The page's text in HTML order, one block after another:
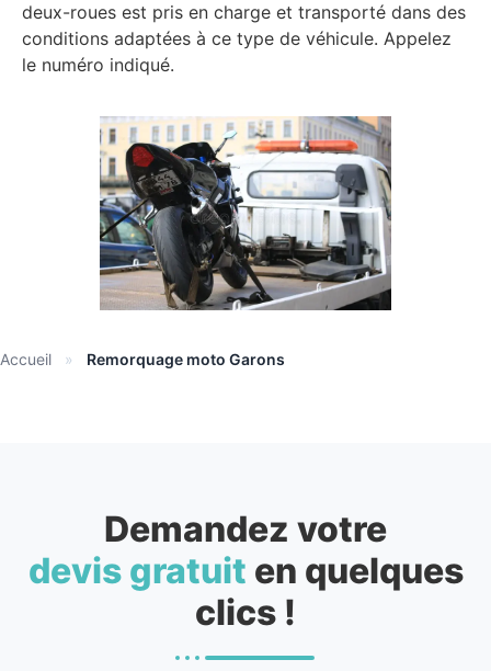
deux-roues est pris en charge et transporté dans des
conditions adaptées à ce type de véhicule. Appelez
le numéro indiqué.
Accueil » Remorquage moto Garons
Demandez votre
devis gratuit en quelques
clics !